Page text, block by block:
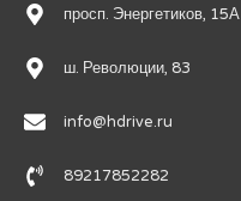
просп. Энергетиков, 15А
ш. Революции, 83
info@hdrive.ru
89217852282